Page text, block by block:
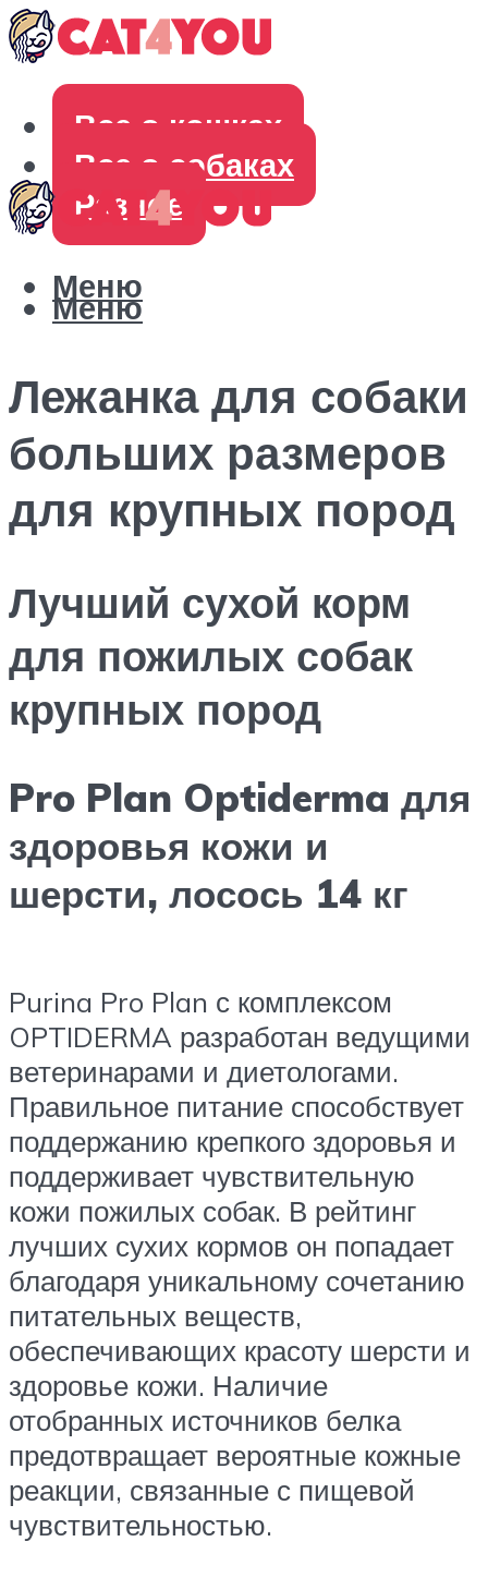
Все о кошках
Все о собаках
Разное
Меню
Меню
Лежанка для собаки
больших размеров
для крупных пород
Лучший сухой корм
для пожилых собак
крупных пород
Pro Plan Optiderma для
здоровья кожи и
шерсти, лосось 14 кг
Purina Pro Plan с комплексом
OPTIDERMA разработан ведущими
ветеринарами и диетологами.
Правильное питание способствует
поддержанию крепкого здоровья и
поддерживает чувствительную
кожи пожилых собак. В рейтинг
лучших сухих кормов он попадает
благодаря уникальному сочетанию
питательных веществ,
обеспечивающих красоту шерсти и
здоровье кожи. Наличие
отобранных источников белка
предотвращает вероятные кожные
реакции, связанные с пищевой
чувствительностью.